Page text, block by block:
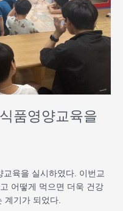
품영양교육을
육을 실시하였다. 이번교
어떻게 먹으면 더욱 건강
계기가 되었다.